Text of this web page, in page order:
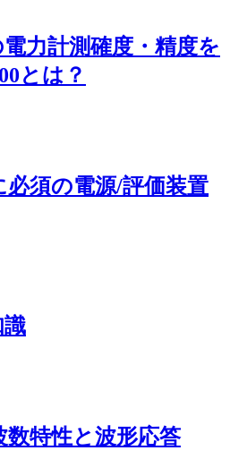
力計測確度・精度を
とは？
須の電源/評価装置
識
特性と波形応答